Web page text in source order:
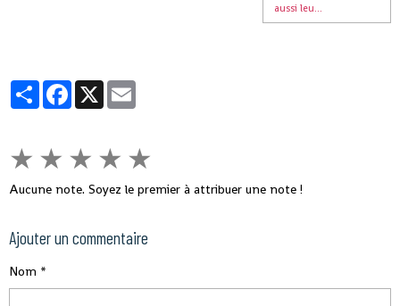
aussi leu...
PartagerFacebook
X
★ ★ ★ ★ ★
Aucune note. Soyez le premier à attribuer une note !
Ajouter un commentaire
Nom